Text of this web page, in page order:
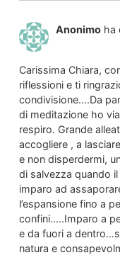
Anonimo ha
Carissima Chiara,
riflessioni e ti
condivisione….Da
di meditazione ho
respiro. Grande
accogliere , a
e non disperdermi,
di salvezza quando
imparo ad
l’espansione fino a
confini…..Imparo a
e da fuori a
natura e